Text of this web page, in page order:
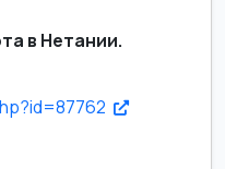
в Нетании.